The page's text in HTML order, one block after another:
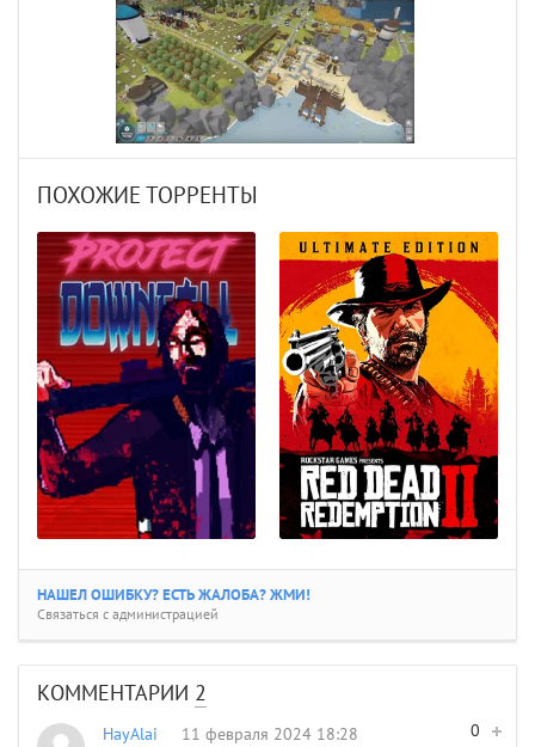
ПОХОЖИЕ ТОРРЕНТЫ
НАШЕЛ ОШИБКУ? ЕСТЬ ЖАЛОБА? ЖМИ!
Связаться с администрацией
КОММЕНТАРИИ 2
0
HayAlai 11 февраля 2024 18:28